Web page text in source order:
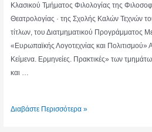
Κλασικού Τμήματος Φιλολογίας της
Θεατρολογίας · της Σχολής Καλών Τεχνών
τίτλων, του Διατμηματικού
«Ευρωπαϊκής Λογοτεχνίας και
Κείμενα. Ερμηνείες. Πρακτικές» των
και …
ΜΑΡΙΑ
Διαβάστε Περισσότερα »